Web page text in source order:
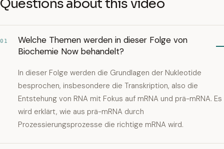
Questions about this video
01
Welche Themen werden in dieser Folge von
Biochemie Now behandelt?
In dieser Folge werden die Grundlagen der Nukleotide
besprochen, insbesondere die Transkription, also die
Entstehung von RNA mit Fokus auf mRNA und prä-mRNA. Es
wird erklärt, wie aus prä-mRNA durch
Prozessierungsprozesse die richtige mRNA wird.